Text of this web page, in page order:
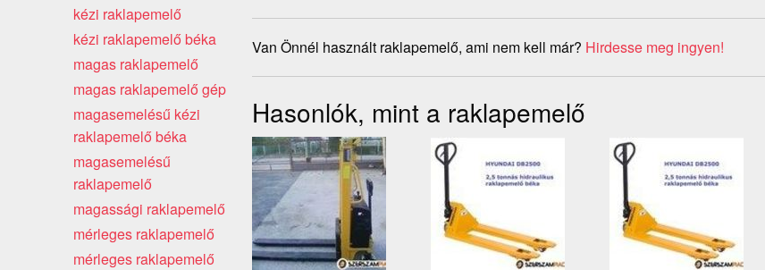
Van Önnél használt raklapemelő, ami nem kell már? Hirdesse meg ingyen!
Hasonlók, mint a raklapemelő
kézi raklapemelő
kézi raklapemelő béka
magas raklapemelő
magas raklapemelő gép
magasemelésű kézi
raklapemelő béka
magasemelésű
raklapemelő
magassági raklapemelő
mérleges raklapemelő
mérleges raklapemelő